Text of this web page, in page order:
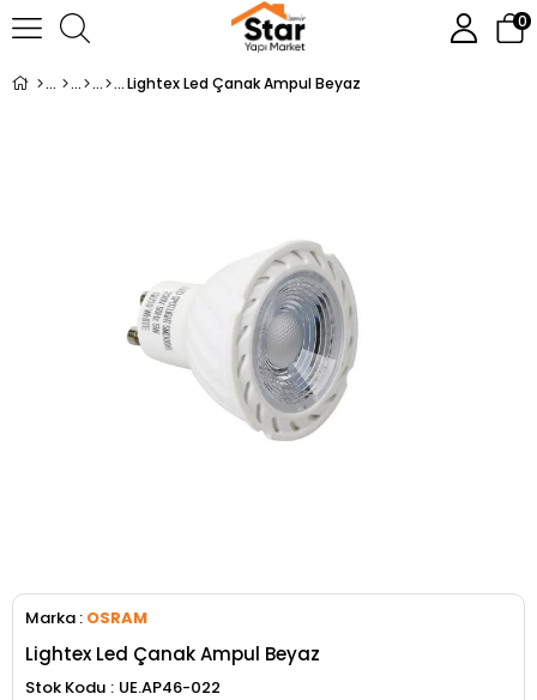
0
Lightex Led Çanak Ampul Beyaz
Marka : OSRAM
Lightex Led Çanak Ampul Beyaz
Stok Kodu
UE.AP46-022